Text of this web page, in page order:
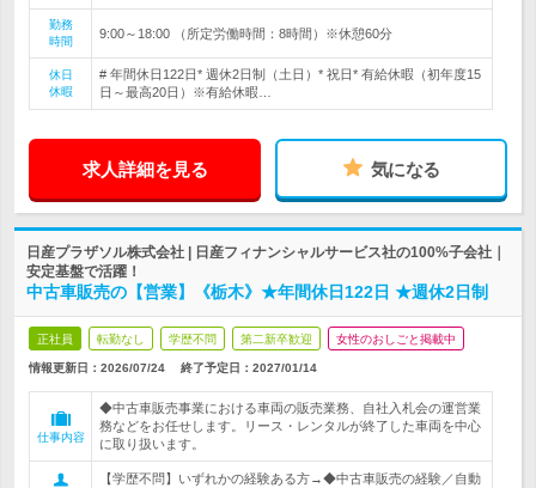
勤務
時間
9:00～18:00 （所定労働時間：8時間）※休憩60分
休日
休暇
# 年間休日122日* 週休2日制（土日）* 祝日* 有給休暇（初年度15
日～最高20日）※有給休暇…
求人詳細を見る 気になる
日産プラザソル株式会社 | 日産フィナンシャルサービス社の100%子会社｜
安定基盤で活躍！
中古車販売の【営業】《栃木》★年間休日122日 ★週休2日制
正社員 転勤なし 学歴不問 第二新卒歓迎 女性のおしごと掲載中
情報更新日：2026/07/24 終了予定日： 2027/01/14
仕事内容
◆中古車販売事業における車両の販売業務、自社入札会の運営業
務などをお任せします。リース・レンタルが終了した車両を中心
に取り扱います。
【学歴不問】いずれかの経験ある方→◆中古車販売の経験／自動